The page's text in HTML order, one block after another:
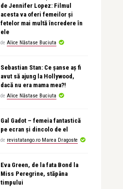
de Jennifer Lopez: Filmul
acesta va oferi femeilor și
fetelor mai multă încredere în
ele
de Alice Năstase Buciuta
Sebastian Stan: Ce șanse aș fi
avut să ajung la Hollywood,
dacă nu era mama mea?!
de Alice Năstase Buciuta
Gal Gadot – femeia fantastică
pe ecran și dincolo de el
de revistatango.ro Marea Dragoste
Eva Green, de la fata Bond la
Miss Peregrine, stăpâna
timpului